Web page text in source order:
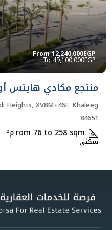
From12,240,000EGP
49,100,000EGP
منتجع مكادي هايتس
84651
rom 76 to 258 sqmم²
سكني